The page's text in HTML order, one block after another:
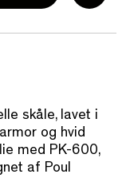
skåle, lavet i
og hvid
med PK-600,
af Poul